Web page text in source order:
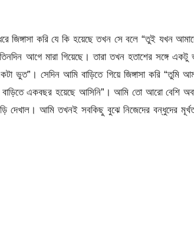
করি যে কি হয়েছে তখন সে বলে “তুই যখন
আগে মারা গিয়েছে। তারা তখন হতাশের সঙ্গে একটু
ভুত”। সেদিন আমি বাড়িতে গিয়ে জিঙ্গাসা করি “তুমি
বাড়িতে একবছর হয়েছে আসিনি”। আমি তো আরো বেশি
দেখাল। আমি তখনই সবকিছু বুঝে নিজেদের বন্ধুদের